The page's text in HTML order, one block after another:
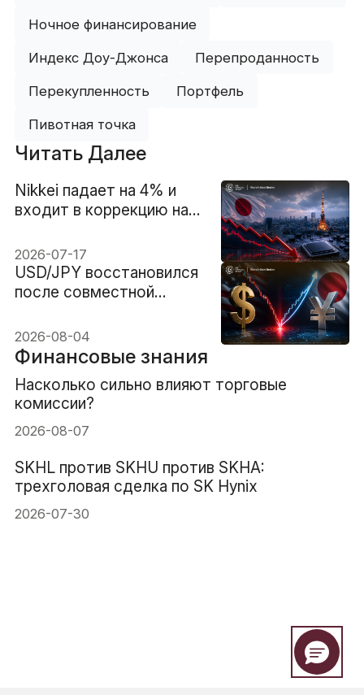
Ночное финансирование
Индекс Доу-Джонса Перепроданность
Перекупленность Портфель
Пивотная точка
Читать Далее
Nikkei падает на 4% и
входит в коррекцию на
распродажи чипов,
поразившей Токио
2026-07-17
USD/JPY восстановился
после совместной
Японии по иене. Это
сработало?
2026-08-04
Финансовые знания
Насколько сильно влияют торговые
комиссии?
2026-08-07
SKHL против SKHU против SKHA:
трехголовая сделка по SK Hynix
2026-07-30